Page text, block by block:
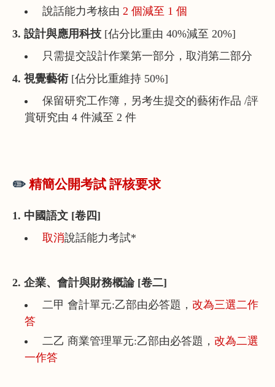
說話能力考核由 2 個減至 1 個
3. 設計與應用科技 [佔分比重由 40%減至 20%]
只需提交設計作業第一部分，取消第二部分
4. 視覺藝術 [佔分比重維持 50%]
保留研究工作簿，另考生提交的藝術作品 /評
賞研究由 4 件減至 2 件
✏️ 精簡公開考試 評核要求
1. 中國語文 [卷四]
取消說話能力考試*
2. 企業、會計與財務概論 [卷二]
二甲 會計單元:乙部由必答題， 改為三選二作
答
二乙 商業管理單元:乙部由必答題， 改為二選
一作答